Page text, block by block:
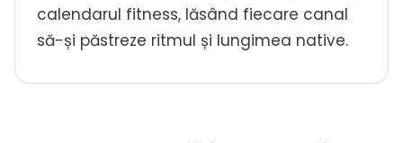
calendarul fitness, lăsând fiecare canal
să-și păstreze ritmul și lungimea native.